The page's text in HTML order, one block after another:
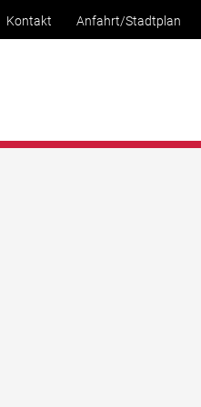
Kontakt Anfahrt/Stadtplan